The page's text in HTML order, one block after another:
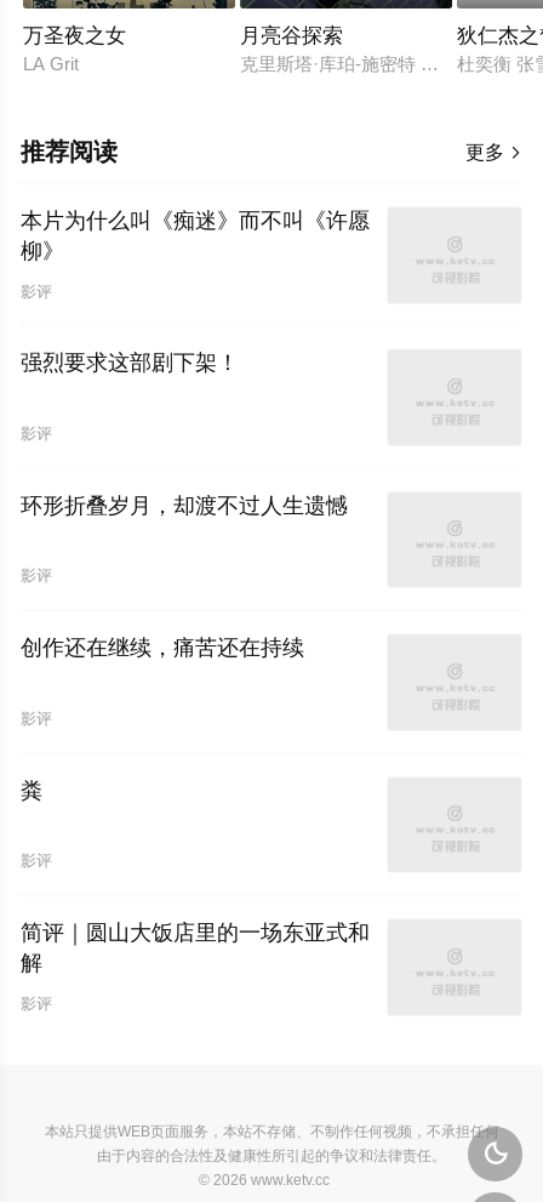
万圣夜之女
LA Grit
月亮谷探索
克里斯塔·库珀-施密特 Michael
狄仁杰
杜奕衡 张
更多 
推荐阅读
本片为什么叫《痴迷》而不叫《许愿
柳》
影评
强烈要求这部剧下架！
影评
环形折叠岁月，却渡不过人生遗憾
影评
创作还在继续，痛苦还在持续
影评
粪
影评
简评｜圆山大饭店里的一场东亚式和
解
影评

本站只提供WEB页面服务，本站不存储、不制作任何视频，不承担任何
由于内容的合法性及健康性所引起的争议和法律责任。
© 2026 www.ketv.cc